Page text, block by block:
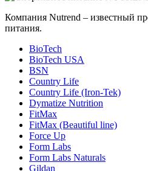
Компания Nutrend – известный
питания.
BioTech
BioTech USA
BSN
Country Life
Country Life (Iron-Tek)
Dymatize Nutrition
FitMax
FitMax (Beautiful line)
Force Up
Form Labs
Form Labs Naturals
Gildan